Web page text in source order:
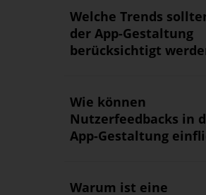
Welche Trends
der App-Gestaltung
berücksichtigt
Wie können
Nutzerfeedbacks in
App-Gestaltung
Warum ist eine